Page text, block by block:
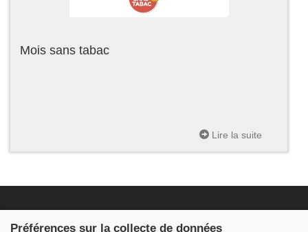
Mois sans tabac
Lire la suite
Préférences sur la collecte de données